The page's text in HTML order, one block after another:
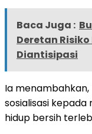
Baca Juga :
Deretan Risiko
Diantisipasi
Ia
sosialisasi
hidup bersih